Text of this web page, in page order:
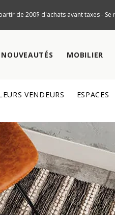
de 200$ d'achats avant taxes - Se
NOUVEAUTÉS MOBILIER
VENDEURS ESPACES